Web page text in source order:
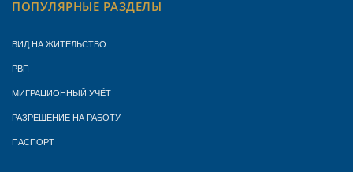
ПОПУЛЯРНЫЕ РАЗДЕЛЫ
ВИД НА ЖИТЕЛЬСТВО
РВП
МИГРАЦИОННЫЙ УЧЁТ
РАЗРЕШЕНИЕ НА РАБОТУ
ПАСПОРТ